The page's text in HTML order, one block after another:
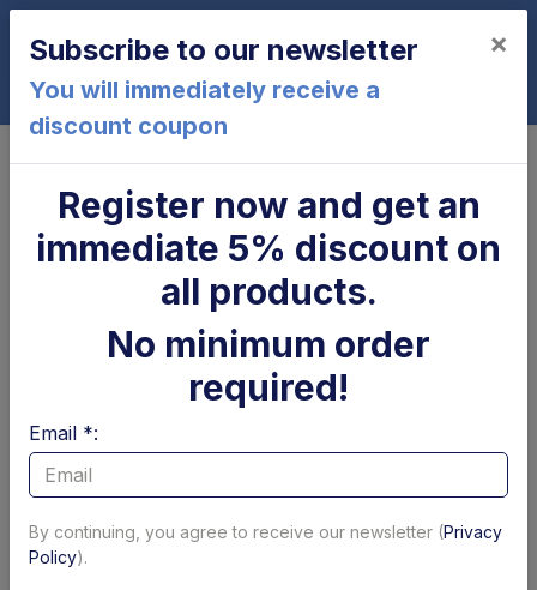
0
ZS250-155
Cilindro di
brandeggio Zepro
ZNU-75-110 (SA)
Parapolvere tubolare
x cilindro
sollevamento DLB 47
Subscribe to our newsletter
You will immediately receive a
discount coupon
×
Register now and get an
immediate 5% discount on
all products.
No minimum order
required!
Email *:
By continuing, you agree to receive our newsletter (Privacy
Policy).